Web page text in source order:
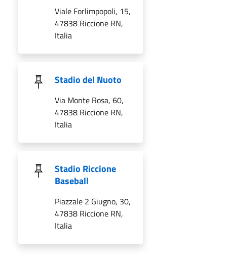
Viale Forlimpopoli, 15,
47838 Riccione RN,
Italia
Stadio del Nuoto
Via Monte Rosa, 60,
47838 Riccione RN,
Italia
Stadio Riccione
Baseball
Piazzale 2 Giugno, 30,
47838 Riccione RN,
Italia